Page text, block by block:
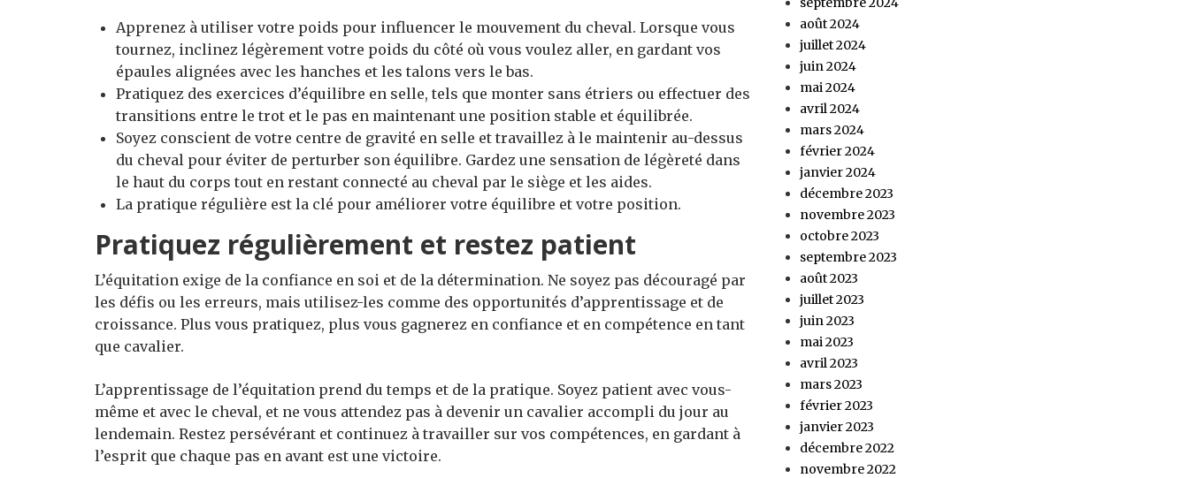
Apprenez à utiliser votre poids pour influencer le mouvement du cheval. Lorsque vous
tournez, inclinez légèrement votre poids du côté où vous voulez aller, en gardant vos
épaules alignées avec les hanches et les talons vers le bas.
Pratiquez des exercices d’équilibre en selle, tels que monter sans étriers ou effectuer des
transitions entre le trot et le pas en maintenant une position stable et équilibrée.
Soyez conscient de votre centre de gravité en selle et travaillez à le maintenir au-dessus
du cheval pour éviter de perturber son équilibre. Gardez une sensation de légèreté dans
le haut du corps tout en restant connecté au cheval par le siège et les aides.
La pratique régulière est la clé pour améliorer votre équilibre et votre position.
Pratiquez régulièrement et restez patient
L’équitation exige de la confiance en soi et de la détermination. Ne soyez pas découragé par
les défis ou les erreurs, mais utilisez-les comme des opportunités d’apprentissage et de
croissance. Plus vous pratiquez, plus vous gagnerez en confiance et en compétence en tant
que cavalier.
L’apprentissage de l’équitation prend du temps et de la pratique. Soyez patient avec vous-
même et avec le cheval, et ne vous attendez pas à devenir un cavalier accompli du jour au
lendemain. Restez persévérant et continuez à travailler sur vos compétences, en gardant à
l’esprit que chaque pas en avant est une victoire.
août 2024
juillet 2024
juin 2024
mai 2024
avril 2024
mars 2024
février 2024
janvier 2024
décembre 2023
novembre 2023
octobre 2023
septembre 2023
août 2023
juillet 2023
juin 2023
mai 2023
avril 2023
mars 2023
février 2023
janvier 2023
décembre 2022
novembre 2022